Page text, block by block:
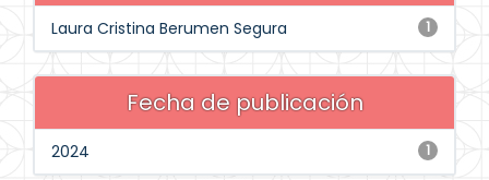
1
Laura Cristina Berumen Segura
Fecha de publicación
1
2024